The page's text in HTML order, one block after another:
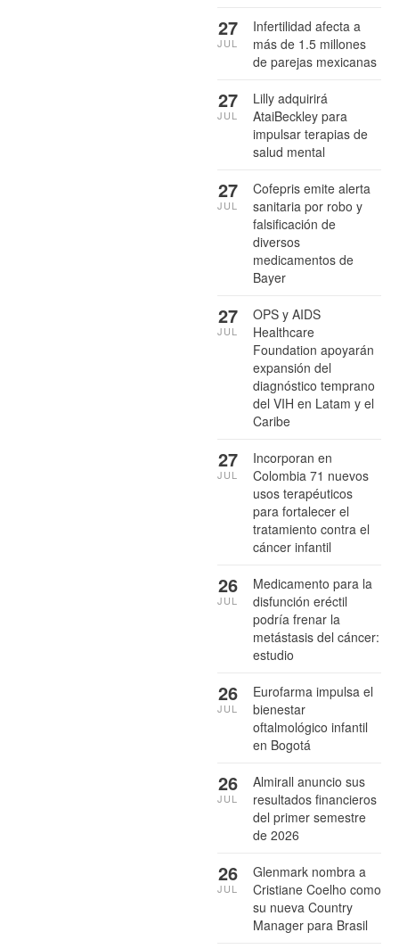
Infertilidad afecta a
más de 1.5 millones
de parejas mexicanas
27
JUL
Lilly adquirirá
AtaiBeckley para
impulsar terapias de
salud mental
27
JUL
Cofepris emite alerta
sanitaria por robo y
falsificación de
diversos
medicamentos de
Bayer
27
JUL
OPS y AIDS
Healthcare
Foundation apoyarán
expansión del
diagnóstico temprano
del VIH en Latam y el
Caribe
27
JUL
Incorporan en
Colombia 71 nuevos
usos terapéuticos
para fortalecer el
tratamiento contra el
cáncer infantil
27
JUL
Medicamento para la
disfunción eréctil
podría frenar la
metástasis del cáncer:
estudio
26
JUL
Eurofarma impulsa el
bienestar
oftalmológico infantil
en Bogotá
26
JUL
Almirall anuncio sus
resultados financieros
del primer semestre
de 2026
26
JUL
Glenmark nombra a
Cristiane Coelho como
su nueva Country
Manager para Brasil
26
JUL